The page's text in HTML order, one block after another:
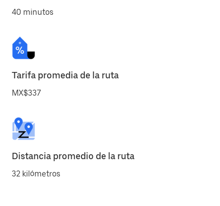
40 minutos
Tarifa promedia de la ruta
MX$337
Distancia promedio de la ruta
32 kilómetros